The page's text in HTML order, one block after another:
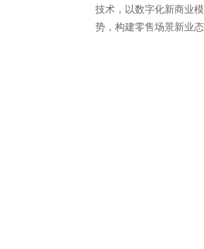
技术，以数字化新商业
势，构建零售场景新业